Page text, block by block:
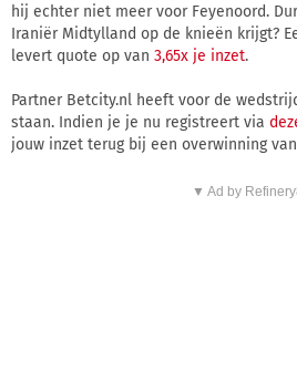
hij echter niet meer voor Feyenoord.
Iraniër Midtylland op de knieën krijgt?
levert quote op van 3,65x je inzet.
Partner Betcity.nl heeft voor de
staan. Indien je je nu registreert via
jouw inzet terug bij een overwinning
▼ Ad by